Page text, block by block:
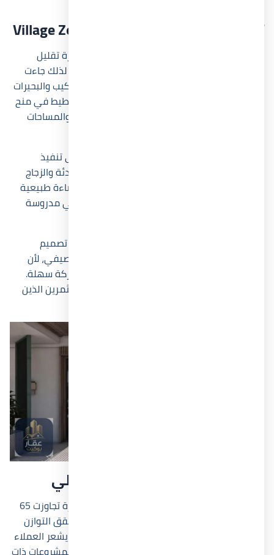
اعتمد تصميم Village Zoya North Coast على فكرة تقليل
الكثافة البنائية مقابل زيادة المساحات المفتوحة، لذلك جاءت
نسبة كبيرة من مساحة المشروع مخصصة للاندسكيب والبحيرات
الصناعية والممرات المفتوحة. وقد ساعد هذا التخطيط في منح
أغلب الوحدات إطلالات مباشرة أو جزئية على البحر والمساحات
حرصت شركة لاند مارك صبور للتطوير العقاري على تنفيذ
تصميمات معمارية حديثة تعتمد على الألوان الهادئة والزجاج
الواسع، لأن هذا الأسلوب يمنح الوحدات تهوية وإضاءة طبيعية
أفضل طوال اليوم. كما جاءت المسافات بين المباني مدروسة
من الزوايا التي لا يتحدث عنها المنافسون كثيراً أن تصميم
المشروع يساعد فعلياً في رفع معدلات الإشغال الصيفي، لأن
أغلب الوحدات تتمتع بإطلالات مفتوحة ومسارات حركة سهلة.
وهذا العامل تحديداً أصبح مؤثراً في قرارات المستثمرين الذين
مساحة قرية زويا الساحل الشمالي
تمتد قرية زويا الساحل الشمالي على مساحة كبيرة تجاوزت 65
فداناً، وقد جرى استغلال هذه المساحة بطريقة تحقق التوازن
بين المباني والخدمات والمسطحات الخضراء. لذلك يشعر العملاء